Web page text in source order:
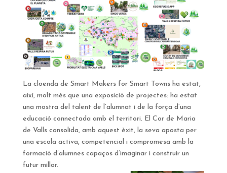
La cloenda de Smart Makers for Smart Towns ha estat,
així, molt més que una exposició de projectes: ha estat
una mostra del talent de l’alumnat i de la força d’una
educació connectada amb el territori. El Cor de Maria
de Valls consolida, amb aquest èxit, la seva aposta per
una escola activa, competencial i compromesa amb la
formació d’alumnes capaços d’imaginar i construir un
futur millor.